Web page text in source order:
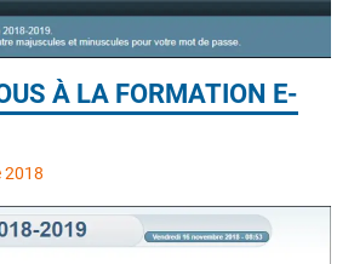
À LA FORMATION E-
2018